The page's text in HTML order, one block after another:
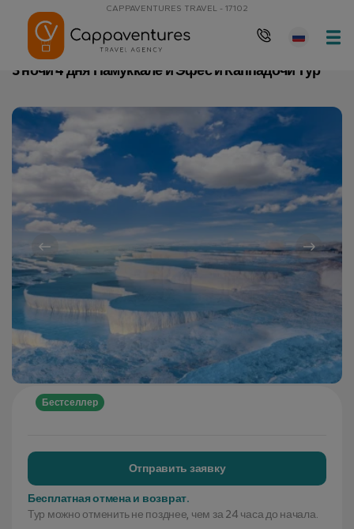
CAPPAVENTURES TRAVEL - 17102
Главная
3 ночи 4 дня Памуккале и Эфес и Каппадочи Тур
Бестселлер
Отправить заявку
Бесплатная отмена и возврат.
Тур можно отменить не позднее, чем за 24 часа до начала.